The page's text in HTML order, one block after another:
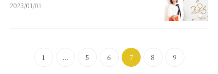
2023/01/01
1 ... 5 6 7 8 9